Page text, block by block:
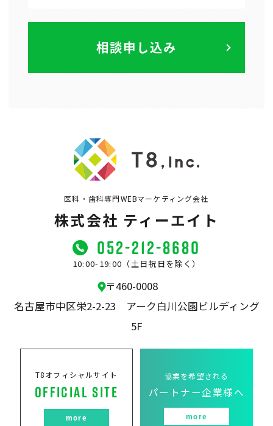
相談申し込み
医科・歯科専門WEBマーケティング会社
株式会社 ティーエイト
052-212-8680
10:00-19:00（土日祝日を除く）
〒460-0008
名古屋市中区栄2-2-23
アーク白川公園ビルディング
5F
T8オフィシャルサイト
OFFICIAL SITE
more
協業を希望される
パートナー企業様へ
more